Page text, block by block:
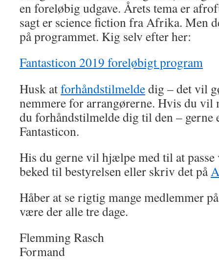
en foreløbig udgave. Årets tema er
sagt er science fiction fra Afrika. Men
på programmet. Kig selv efter her:
Fantasticon 2019 foreløbigt program
Husk atforhåndstilmeldedig – det vil
nemmere for arrangørerne. Hvis du vil
du forhåndstilmelde dig til den – gerne
Fantasticon.
His du gerne vil hjælpe med til at passe
beked til bestyrelsen eller skriv det på
Håber at se rigtig mange medlemmer
være der alle tre dage.
Flemming Rasch
Formand